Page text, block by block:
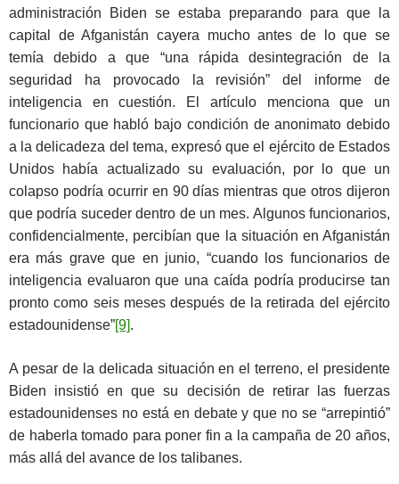
administración Biden se estaba preparando para que la
capital de Afganistán cayera mucho antes de lo que se
temía debido a que “una rápida desintegración de la
seguridad ha provocado la revisión” del informe de
inteligencia en cuestión. El artículo menciona que un
funcionario que habló bajo condición de anonimato debido
a la delicadeza del tema, expresó que el ejército de Estados
Unidos había actualizado su evaluación, por lo que un
colapso podría ocurrir en 90 días mientras que otros dijeron
que podría suceder dentro de un mes. Algunos funcionarios,
confidencialmente, percibían que la situación en Afganistán
era más grave que en junio, “cuando los funcionarios de
inteligencia evaluaron que una caída podría producirse tan
pronto como seis meses después de la retirada del ejército
estadounidense”[9].
A pesar de la delicada situación en el terreno, el presidente
Biden insistió en que su decisión de retirar las fuerzas
estadounidenses no está en debate y que no se “arrepintió”
de haberla tomado para poner fin a la campaña de 20 años,
más allá del avance de los talibanes.